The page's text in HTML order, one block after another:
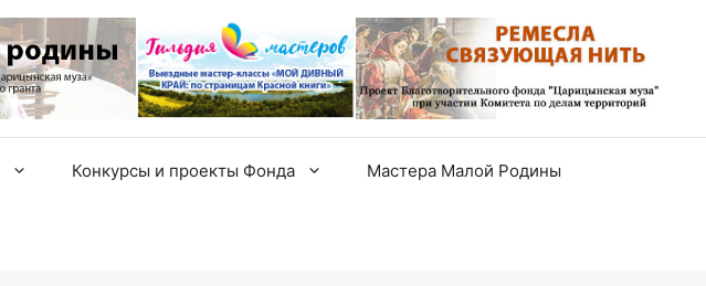
Конкурсы и проекты Фонда Мастера Малой Родины